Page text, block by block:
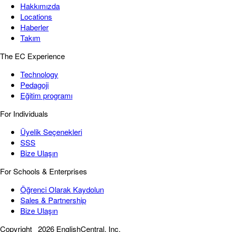
Hakkımızda
Locations
Haberler
Takım
The EC Experience
Technology
Pedagoji
Eğitim programı
For Individuals
Üyelik Seçenekleri
SSS
Bize Ulaşın
For Schools & Enterprises
Öğrenci Olarak Kaydolun
Sales & Partnership
Bize Ulaşın
Copyright 2026 EnglishCentral, Inc.